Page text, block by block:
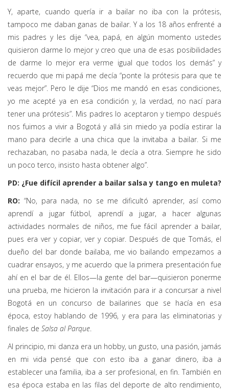
Y, aparte, cuando quería ir a bailar no iba con la prótesis,
tampoco me daban ganas de bailar. Y a los 18 años enfrenté a
mis padres y les dije “vea, papá, en algún momento ustedes
quisieron darme lo mejor y creo que una de esas posibilidades
de darme lo mejor era verme igual que todos los demás” y
recuerdo que mi papá me decía “ponte la prótesis para que te
veas mejor”. Pero le dije “Dios me mandó en esas condiciones,
yo me acepté ya en esa condición y, la verdad, no nací para
tener una prótesis”. Mis padres lo aceptaron y tiempo después
nos fuimos a vivir a Bogotá y allá sin miedo ya podía estirar la
mano para decirle a una chica que la invitaba a bailar. Si me
rechazaban, no pasaba nada, le decía a otra. Siempre he sido
un poco terco, insisto hasta obtener algo”.
PD: ¿Fue difícil aprender a bailar salsa y tango en muleta?
RO: “No, para nada, no se me dificultó aprender, así como
aprendí a jugar fútbol, aprendí a jugar, a hacer algunas
actividades normales de niños, me fue fácil aprender a bailar,
pues era ver y copiar, ver y copiar. Después de que Tomás, el
dueño del bar donde bailaba, me vio bailando empezamos a
cuadrar ensayos, y me acuerdo que la primera presentación fue
ahí en el bar de él. Ellos—la gente del bar—quisieron ponerme
una prueba, me hicieron la invitación para ir a concursar a nivel
Bogotá en un concurso de bailarines que se hacía en esa
época, estoy hablando de 1996, y era para las eliminatorias y
finales de Salsa al Parque.
Al principio, mi danza era un hobby, un gusto, una pasión, jamás
en mi vida pensé que con esto iba a ganar dinero, iba a
establecer una familia, iba a ser profesional, en fin. También en
esa época estaba en las filas del deporte de alto rendimiento,